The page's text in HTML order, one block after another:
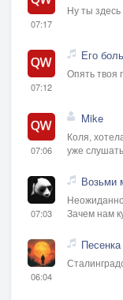
07:17
Ну ты
07:12
Его
Опять твоя
07:06
Mike
Коля,
уже
07:03
Возьми
Зачем нам
06:04